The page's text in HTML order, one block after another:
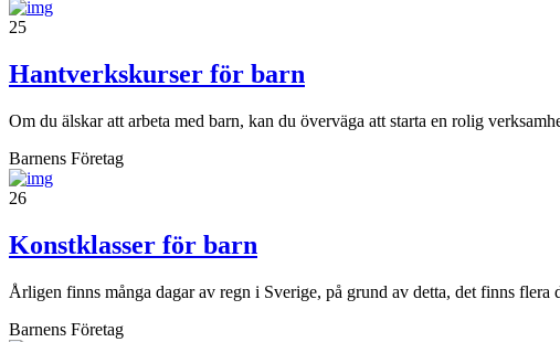
25
Hantverkskurser för barn
Om du älskar att arbeta med barn, kan du överväga att starta en rolig
Barnens Företag
26
Konstklasser för barn
Årligen finns många dagar av regn i Sverige, på grund av detta, det finns flera
Barnens Företag